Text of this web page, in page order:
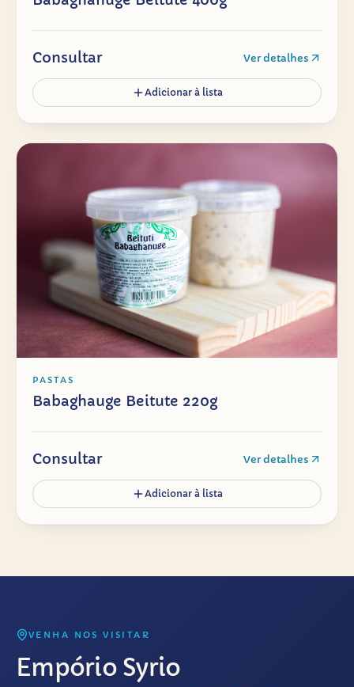
Consultar Ver detalhes
Adicionar à lista
PASTAS
Babaghauge Beitute 220g
Consultar Ver detalhes
Adicionar à lista
VENHA NOS VISITAR
Empório Syrio